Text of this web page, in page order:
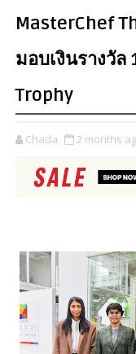
MasterChef
มอบเงินรางวั
Trophy
Chada 2 months